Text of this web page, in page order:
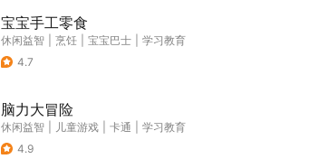
宝宝手工零食
休闲益智 烹饪 宝宝巴士
学习教育
4.7
脑力大冒险
休闲益智 儿童游戏 卡通
学习教育
4.9